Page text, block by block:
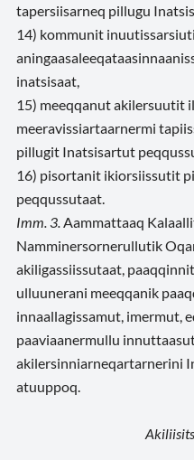
tapersiisarneq pillugu
14) kommunit
inatsisaat,
15) meeqqanut akilersuutit
meeravissiartaarnermi
pillugit Inatsisartut
16) pisortanit ikiorsiissutit
peqqussutaat.
Imm. 3. Aammattaaq
Namminersornerullutik
akiligassiissutaat,
ulluunerani meeqqanik
innaallagissamut, imermut,
paaviaanermullu
akilersinniarneqartarnerini
atuuppoq.